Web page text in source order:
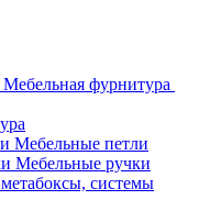
Мебельная фурнитура
Мебельные петли
Мебельные ручки